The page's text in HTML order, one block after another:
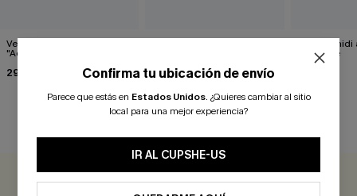
Vestido midi azul
"Admirador secreto"
29,00 € 33,00 €
Vestido
Romance
RESEÑAS DE CLIENTES
Confirma tu ubicación de envío
Parece que estás en Estados Unidos. ¿Quieres cambiar al sitio
local para una mejor experiencia?
IR AL CUPSHE-US